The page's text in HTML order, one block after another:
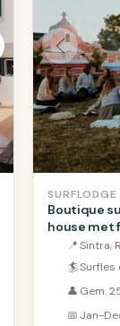
Boutique
house met
Lissabon
📍 Sintra,
🏄Surfles
👤 Gem.
📅 Jan-